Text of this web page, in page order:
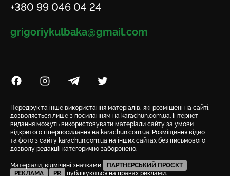
Телефон
+380 99 046 04 24
Email
grigoriykulbaka@gmail.com
Посилання на Facebook
Посилання на Instagram
Посилання на Telegram
Посилання на Twitter
Передрук та інше використання матеріалів, які розміщені на сайті,
дозволяється лише з посиланням на karachun.com.ua. Інтернет-
видання можуть використовувати матеріали сайту за умови
відкритого гіперпосилання на karachun.com.ua. Розміщення відео
та фото з сайту karachun.com.ua на інших сайтах без письмового
дозволу редакції категорично заборонено.
Матеріали, відмічені значками
ПАРТНЕРСЬКИЙ ПРОЄКТ
РЕКЛАМА
PR публікуються на правах реклами.